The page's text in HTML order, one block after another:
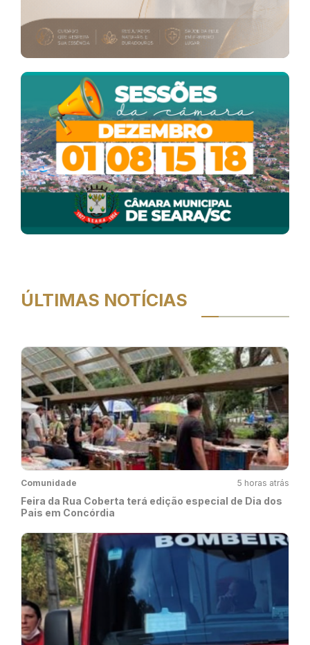
ÚLTIMAS NOTÍCIAS
Comunidade 5 horas atrás
Feira da Rua Coberta terá edição especial de Dia dos
Pais em Concórdia